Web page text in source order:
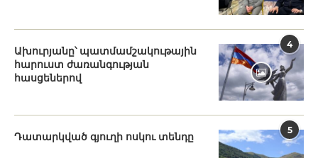
4
Ախուրյանը՝ պատմամշակութային
հարուստ ժառանգության
հասցեներով
5
Դատարկված գյուղի ոսկու տենդը